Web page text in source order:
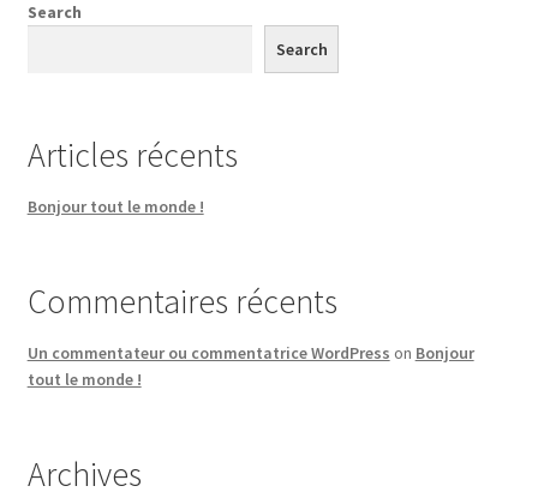
Search
Search
Articles récents
Bonjour tout le monde !
Commentaires récents
Un commentateur ou commentatrice WordPress on Bonjour
tout le monde !
Archives